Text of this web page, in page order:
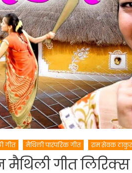
गीत मैथिली पारंपरिक गीत राम सेवक ठाकुर
गीत लिरिक्स